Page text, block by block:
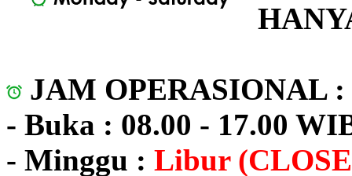
JAM OPERASIONAL :
- Buka : 08.00 - 17.00
- Minggu : Libur